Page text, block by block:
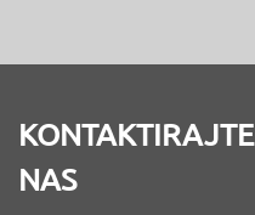
KONTAKTIRAJTE
NAS